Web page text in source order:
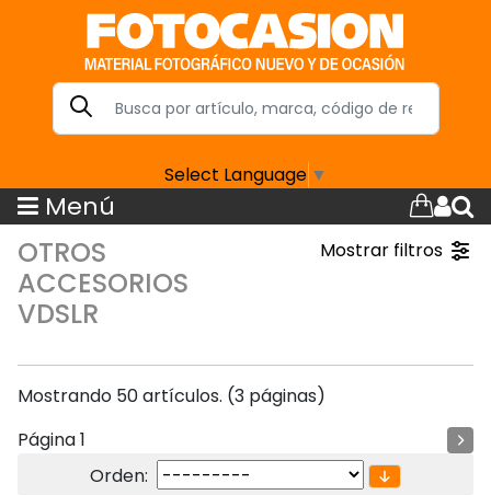
Select Language ▼
Menú
OTROS
ACCESORIOS
VDSLR
Mostrar filtros
Mostrando 50 artículos. (3 páginas)
Página 1
Orden: